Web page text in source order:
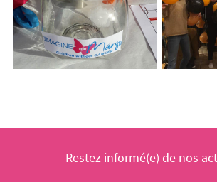
Restez informé(e) de nos